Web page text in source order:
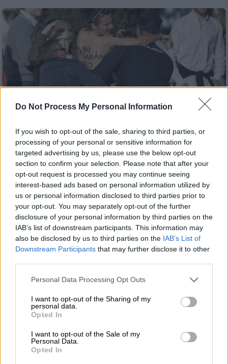
Do Not Process My Personal Information
If you wish to opt-out of the sale, sharing to third parties, or
processing of your personal or sensitive information for
targeted advertising by us, please use the below opt-out
section to confirm your selection. Please note that after your
opt-out request is processed you may continue seeing
interest-based ads based on personal information utilized by
us or personal information disclosed to third parties prior to
your opt-out. You may separately opt-out of the further
disclosure of your personal information by third parties on the
IAB’s list of downstream participants. This information may
also be disclosed by us to third parties on the IAB’s List of
Downstream Participants that may further disclose it to other
Please note that this website/app uses one or more Google
not limited to your visit or usage behaviour. You may click to
grant or deny consent to Google and its third-party tags to
use your data for below specified purposes in below Google
consent section.
Personal Data Processing Opt Outs
I want to opt-out of the Sharing of my
personal data.
Opted In
I want to opt-out of the Sale of my
Personal Data.
Opted In
Κόσμος|26.04.2019 22:53
Ισπανία: Γυμνόστηθες FEMEN διέκοψαν
προεκλογική συγκέντρωση της
ακροδεξιάς
Οι γυναίκες, μέλη της φεμινιστικής
οργάνωσης Femen, κατάφεραν να ανέβουν
στην εξέδρα, στην Πλάθα δε Κολόν, προτού
να τις απομακρύνουν οι άνδρες της